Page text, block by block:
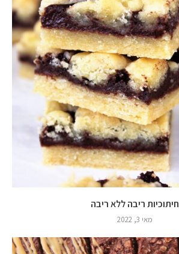
חיתוכיות ריבה ללא ריבה
מאי 3, 2022